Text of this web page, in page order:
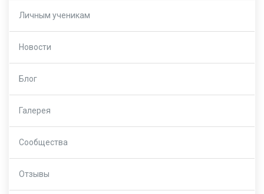
Личным ученикам
Новости
Блог
Галерея
Сообщества
Отзывы